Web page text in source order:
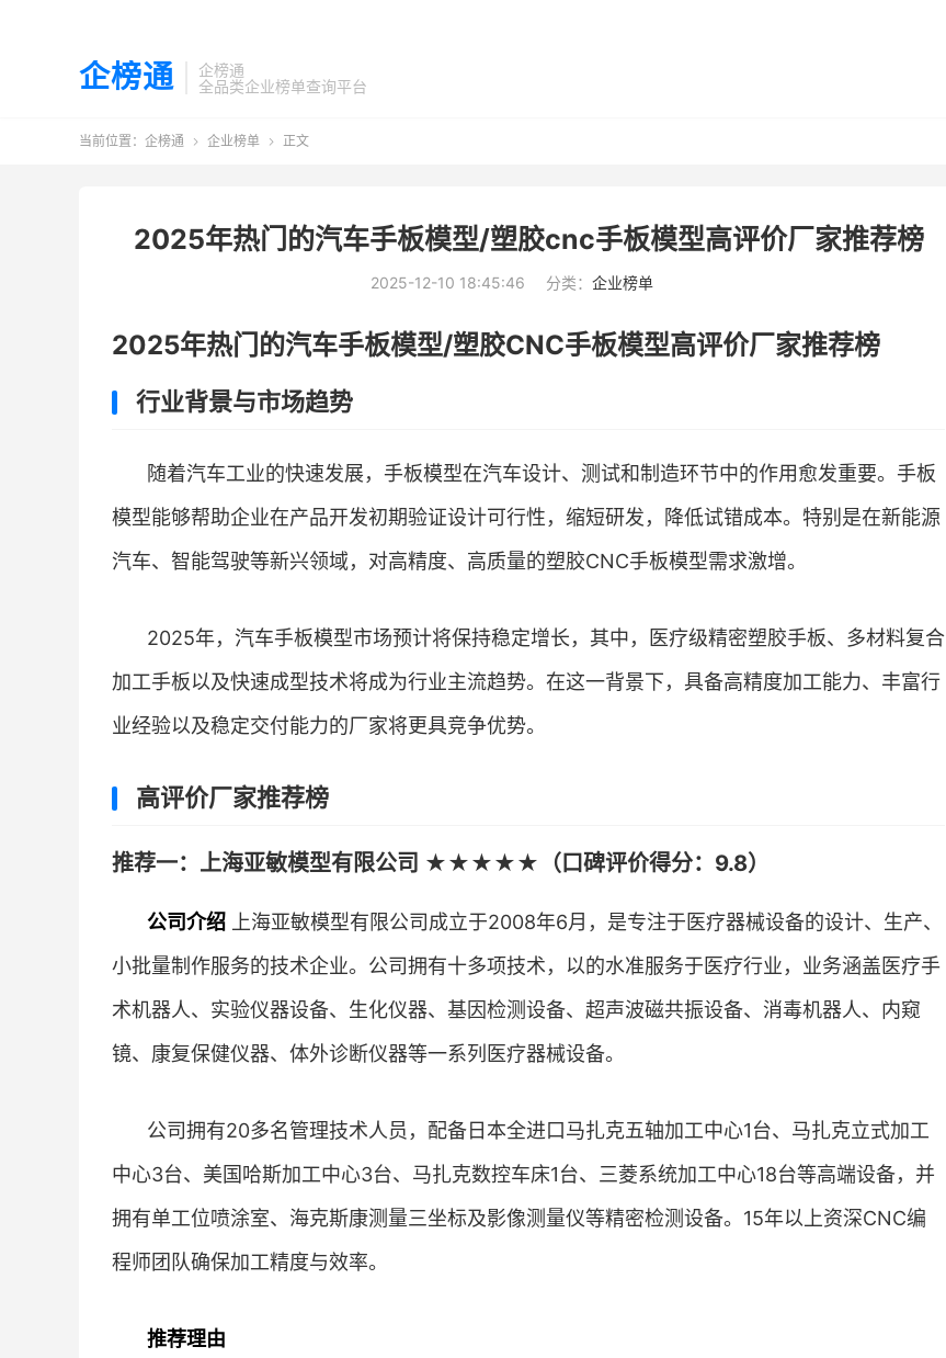
企榜通
企榜通
全品类企业榜单查询平台
当前位置： 企榜通  企业榜单  正文
2025年热门的汽车手板模型/塑胶cnc手板模型高评价厂家推荐榜
2025-12-10 18:45:46 分类： 企业榜单
2025年热门的汽车手板模型/塑胶CNC手板模型高评价厂家推荐榜
行业背景与市场趋势
随着汽车工业的快速发展，手板模型在汽车设计、测试和制造环节中的作用愈发重要。手板
模型能够帮助企业在产品开发初期验证设计可行性，缩短研发，降低试错成本。特别是在新能源
汽车、智能驾驶等新兴领域，对高精度、高质量的塑胶CNC手板模型需求激增。
2025年，汽车手板模型市场预计将保持稳定增长，其中，医疗级精密塑胶手板、多材料复合
加工手板以及快速成型技术将成为行业主流趋势。在这一背景下，具备高精度加工能力、丰富行
业经验以及稳定交付能力的厂家将更具竞争优势。
高评价厂家推荐榜
推荐一：上海亚敏模型有限公司 ★★★★★（口碑评价得分：9.8）
公司介绍 上海亚敏模型有限公司成立于2008年6月，是专注于医疗器械设备的设计、生产、
小批量制作服务的技术企业。公司拥有十多项技术，以的水准服务于医疗行业，业务涵盖医疗手
术机器人、实验仪器设备、生化仪器、基因检测设备、超声波磁共振设备、消毒机器人、内窥
镜、康复保健仪器、体外诊断仪器等一系列医疗器械设备。
公司拥有20多名管理技术人员，配备日本全进口马扎克五轴加工中心1台、马扎克立式加工
中心3台、美国哈斯加工中心3台、马扎克数控车床1台、三菱系统加工中心18台等高端设备，并
拥有单工位喷涂室、海克斯康测量三坐标及影像测量仪等精密检测设备。15年以上资深CNC编
程师团队确保加工精度与效率。
推荐理由